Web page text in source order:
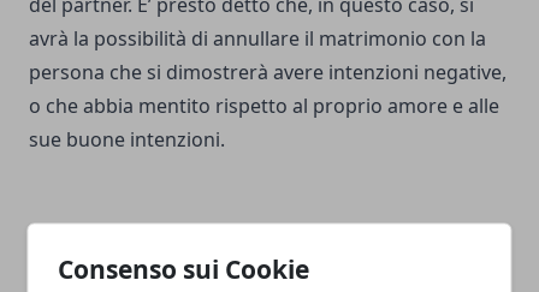
Consenso sui Cookie
avrà la possibilità di annullare il matrimonio con la
persona che si dimostrerà avere intenzioni negative,
o che abbia mentito rispetto al proprio amore e alle
sue buone intenzioni.